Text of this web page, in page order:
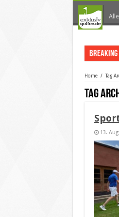
Breaking
Home / Tag
Tag
13.